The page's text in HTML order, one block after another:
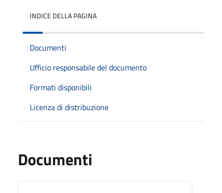
INDICE DELLA PAGINA
Documenti
Ufficio responsabile del documento
Formati disponibili
Licenza di distribuzione
Documenti